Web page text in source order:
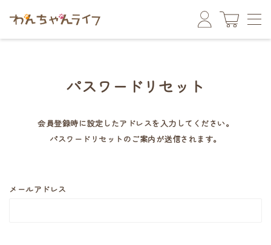
パスワードリセット
会員登録時に設定したアドレスを入力してください。
パスワードリセットのご案内が送信されます。
メールアドレス